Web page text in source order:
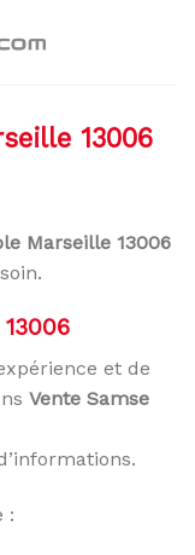
13006
Marseille 13006
et de
Vente Samse
: